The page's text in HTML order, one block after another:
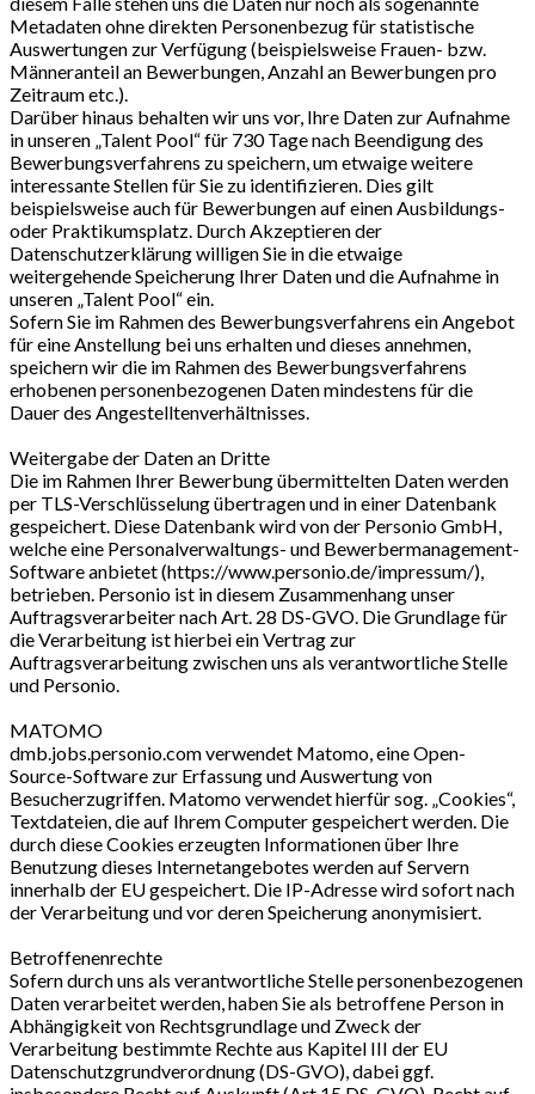
Metadaten ohne direkten Personenbezug für statistische
Auswertungen zur Verfügung (beispielsweise Frauen- bzw.
Männeranteil an Bewerbungen, Anzahl an Bewerbungen pro
Zeitraum etc.).
Darüber hinaus behalten wir uns vor, Ihre Daten zur Aufnahme
in unseren „Talent Pool“ für 730 Tage nach Beendigung des
Bewerbungsverfahrens zu speichern, um etwaige weitere
interessante Stellen für Sie zu identifizieren. Dies gilt
beispielsweise auch für Bewerbungen auf einen Ausbildungs-
oder Praktikumsplatz. Durch Akzeptieren der
Datenschutzerklärung willigen Sie in die etwaige
weitergehende Speicherung Ihrer Daten und die Aufnahme in
unseren „Talent Pool“ ein.
Sofern Sie im Rahmen des Bewerbungsverfahrens ein Angebot
für eine Anstellung bei uns erhalten und dieses annehmen,
speichern wir die im Rahmen des Bewerbungsverfahrens
erhobenen personenbezogenen Daten mindestens für die
Dauer des Angestelltenverhältnisses.
Weitergabe der Daten an Dritte
Die im Rahmen Ihrer Bewerbung übermittelten Daten werden
per TLS-Verschlüsselung übertragen und in einer Datenbank
gespeichert. Diese Datenbank wird von der Personio GmbH,
welche eine Personalverwaltungs- und Bewerbermanagement-
Software anbietet (https://www.personio.de/impressum/),
betrieben. Personio ist in diesem Zusammenhang unser
Auftragsverarbeiter nach Art. 28 DS-GVO. Die Grundlage für
die Verarbeitung ist hierbei ein Vertrag zur
Auftragsverarbeitung zwischen uns als verantwortliche Stelle
und Personio.
MATOMO
dmb.jobs.personio.com verwendet Matomo, eine Open-
Source-Software zur Erfassung und Auswertung von
Besucherzugriffen. Matomo verwendet hierfür sog. „Cookies“,
Textdateien, die auf Ihrem Computer gespeichert werden. Die
durch diese Cookies erzeugten Informationen über Ihre
Benutzung dieses Internetangebotes werden auf Servern
innerhalb der EU gespeichert. Die IP-Adresse wird sofort nach
der Verarbeitung und vor deren Speicherung anonymisiert.
Betroffenenrechte
Sofern durch uns als verantwortliche Stelle personenbezogenen
Daten verarbeitet werden, haben Sie als betroffene Person in
Abhängigkeit von Rechtsgrundlage und Zweck der
Verarbeitung bestimmte Rechte aus Kapitel III der EU
Datenschutzgrundverordnung (DS-GVO), dabei ggf.